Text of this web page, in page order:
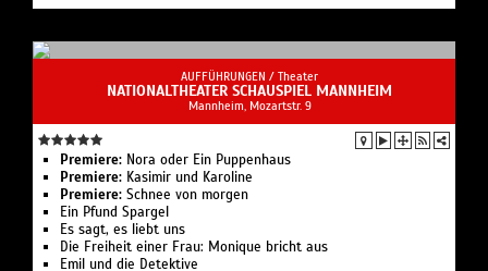
AUFFÜHRUNGEN / Theater
NATIONALTHEATER SCHAUSPIEL MANNHEIM
Mannheim, Mozartstr. 9
Premiere: Nora oder Ein Puppenhaus
Premiere: Kasimir und Karoline
Premiere: Schnee von morgen
Ein Pfund Spargel
Es sagt, es liebt uns
Die Freiheit einer Frau: Monique bricht aus
Emil und die Detektive